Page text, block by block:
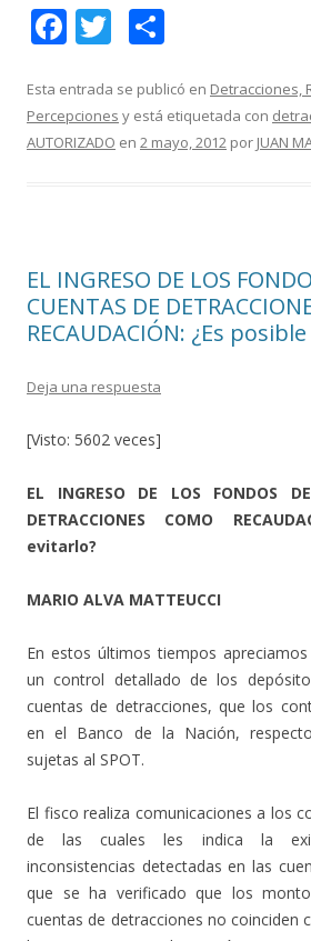
F
e
b
T
itt
er
m
p
Esta entrada se publicó en Detracciones,
Percepciones y está etiquetada con
AUTORIZADO en 2 mayo, 2012 por JUAN
EL INGRESO DE LOS
CUENTAS DE
RECAUDACIÓN: ¿Es
Deja una respuesta
[Visto: 5602 veces]
EL INGRESO DE LOS FONDOS
DETRACCIONES COMO
evitarlo?
MARIO ALVA MATTEUCCI
En estos últimos tiempos
un control detallado de los
cuentas de detracciones, que los
en el Banco de la Nación,
sujetas al SPOT.
El fisco realiza comunicaciones a los
de las cuales les indica la
inconsistencias detectadas en las
que se ha verificado que los
cuentas de detracciones no coinciden